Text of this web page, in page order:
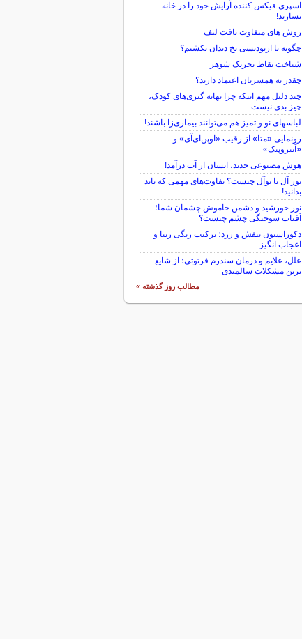
اسپری فیکس کننده آرایش خود را در خانه
بسازید!
روش های متفاوت بافت لیف
چگونه با ارتودنسی نخ دندان بکشیم؟
شناخت نقاط تحریک شوهر
چقدر به همسرتان اعتماد دارید؟
چند دلیل مهم اینکه چرا بهانه گیری‌های کودک،
چیز بدی نیست
لباس‎های نو و تمیز هم می‌توانند بیماری‌زا باشند!
رونمایی «متا» از رقیب «اوپن‌ای‌آی» و
«آنتروپیک»
هوش مصنوعی جدید، انسان از آب درآمد!
تور آل یا یوآل چیست؟ تفاوت‌های مهمی که باید
بدانید!
نور خورشید و دشمن خاموش چشمان شما؛
آفتاب سوختگی چشم چیست؟
دکوراسیون بنفش و زرد؛ ترکیب رنگی زیبا و
اعجاب انگیز
علل، علایم و درمان سندرم فرتوتی؛ از شایع
ترین مشکلات سالمندی
مطالب روز گذشته »